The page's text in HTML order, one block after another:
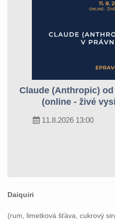
Claude (Anthropic)
(online - živé
11.8.2026 13:00
Daiquiri
(rum, limetková šťáva, cukrový